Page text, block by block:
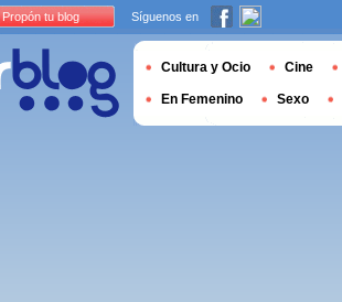
Propón tu blog Síguenos en
Cultura y Ocio Cine
En Femenino Sexo